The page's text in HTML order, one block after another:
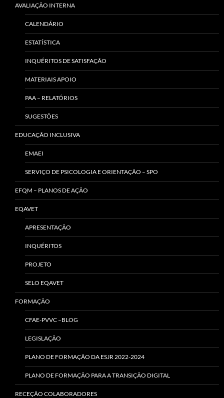
AVALIAÇÃO INTERNA
CALENDÁRIO
ESTATÍSTICA
INQUÉRITOS DE SATISFAÇÃO
MATERIAIS APOIO
PAA – RELATÓRIOS
SUGESTÕES
EDUCAÇÃO INCLUSIVA
EMAEI
SERVIÇO DE PSICOLOGIA E ORIENTAÇÃO – SPO
EFQM – PLANOS DE AÇÃO
EQAVET
APRESENTAÇÃO
INQUÉRITOS
PROJETO
SELO EQAVET
FORMAÇÃO
CFAE-PVVC –BLOG
LEGISLAÇÃO
PLANO DE FORMAÇÃO DA ESJR 2022-2024
PLANO DE FORMAÇÃO PARA A TRANSIÇÃO DIGITAL
RECEÇÃO COLABORADORES